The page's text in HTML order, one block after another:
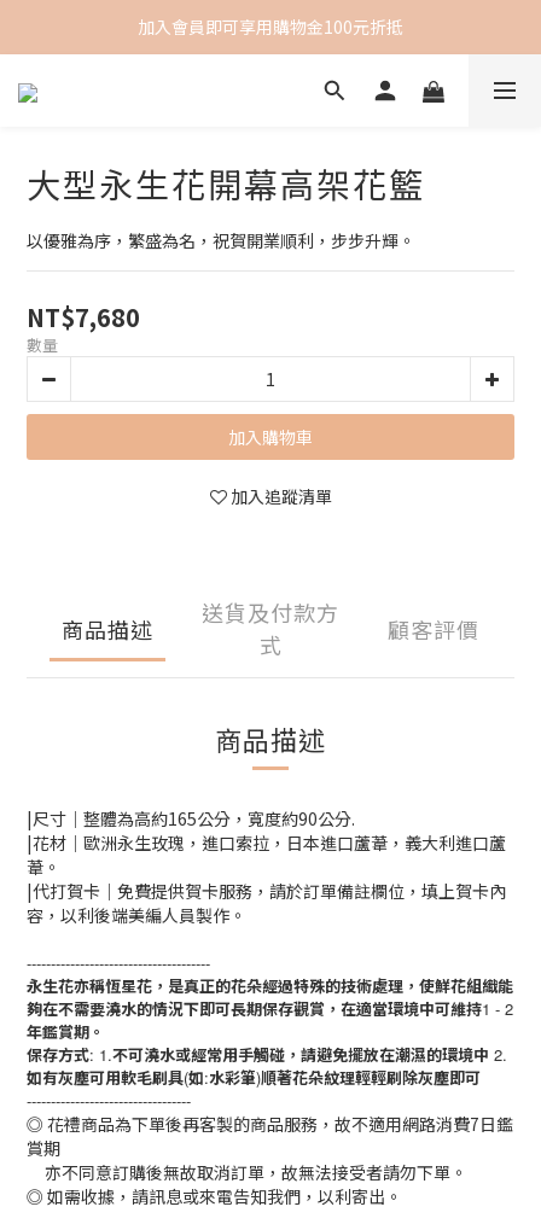
加入會員即可享用購物金100元折抵
大型永生花開幕高架花籃
以優雅為序，繁盛為名，祝賀開業順利，步步升輝。
NT$7,680
數量
加入購物車
加入追蹤清單
商品描述
送貨及付款方
式
顧客評價
商品描述
|尺寸｜整體為高約165公分，寬度約90公分.
|花材｜歐洲永生玫瑰，進口索拉，日本進口蘆葦，義大利進口蘆
葦。
|代打賀卡｜免費提供賀卡服務，請於訂單備註欄位，填上賀卡內
容，以利後端美編人員製作。
--------------------------------------
永生花亦稱恆星花，是真正的花朵經過特殊的技術處理，使鮮花組織能
夠在不需要澆水的情況下即可長期保存觀賞，在適當環境中可維持1 - 2
年鑑賞期。
保存方式: 1.不可澆水或經常用手觸碰，請避免擺放在潮濕的環境中 2.
如有灰塵可用軟毛刷具(如:水彩筆)順著花朵紋理輕輕刷除灰塵即可
----------------------------------
◎ 花禮商品為下單後再客製的商品服務，故不適用網路消費7日鑑
賞期
亦不同意訂購後無故取消訂單，故無法接受者請勿下單。
◎ 如需收據，請訊息或來電告知我們，以利寄出。